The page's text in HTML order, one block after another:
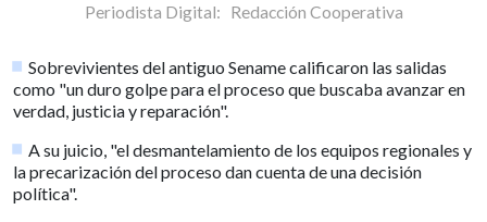
Periodista Digital: Redacción Cooperativa
Sobrevivientes del antiguo Sename calificaron las salidas
como "un duro golpe para el proceso que buscaba avanzar en
verdad, justicia y reparación".
A su juicio, "el desmantelamiento de los equipos regionales y
la precarización del proceso dan cuenta de una decisión
política".